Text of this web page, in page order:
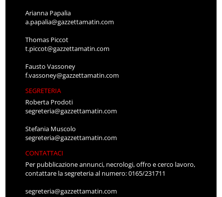
Arianna Papalia
a.papalia@gazzettamatin.com
Thomas Piccot
t.piccot@gazzettamatin.com
Fausto Vassoney
f.vassoney@gazzettamatin.com
SEGRETERIA
Roberta Prodoti
segreteria@gazzettamatin.com
Stefania Muscolo
segreteria@gazzettamatin.com
CONTATTACI
Per pubblicazione annunci, necrologi, offro e cerco lavoro,
contattare la segreteria al numero: 0165/231711
segreteria@gazzettamatin.com